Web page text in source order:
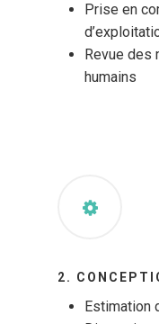
Prise en
Revue des
humains
2.
Estimation